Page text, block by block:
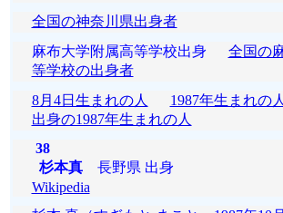
全国の神奈川県出身者
麻布大学附属高等学校出身 全国の
等学校の出身者
8月4日生まれの人
1987年生まれの人
出身の1987年生まれの人
38
杉本真長野県 出身
Wikipedia